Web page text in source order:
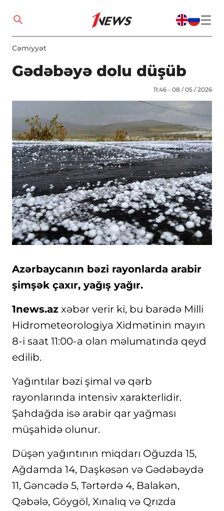
Cəmiyyət
Gədəbəyə dolu düşüb
11:46 - 08 / 05 / 2026
Azərbaycanın bəzi rayonlarda arabir
şimşək çaxır, yağış yağır.
1news.az xəbər verir ki, bu barədə Milli
Hidrometeorologiya Xidmətinin mayın
8-i saat 11:00-a olan məlumatında qeyd
edilib.
Yağıntılar bəzi şimal və qərb
rayonlarında intensiv xarakterlidir.
Şahdağda isə arabir qar yağması
müşahidə olunur.
Düşən yağıntının miqdarı Oğuzda 15,
Ağdamda 14, Daşkəsən və Gədəbəydə
11, Gəncədə 5, Tərtərdə 4, Balakən,
Qəbələ, Göygöl, Xınalıq və Qrızda